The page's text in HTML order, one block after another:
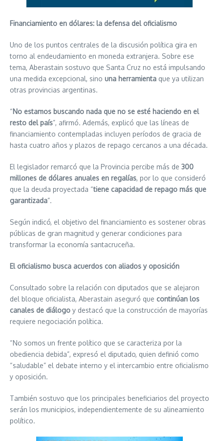
Financiamiento en dólares: la defensa del oficialismo
Uno de los puntos centrales de la discusión política gira en
torno al endeudamiento en moneda extranjera. Sobre ese
tema, Aberastain sostuvo que Santa Cruz no está impulsando
una medida excepcional, sino una herramienta que ya utilizan
otras provincias argentinas.
“No estamos buscando nada que no se esté haciendo en el
resto del país”, afirmó. Además, explicó que las líneas de
financiamiento contempladas incluyen períodos de gracia de
hasta cuatro años y plazos de repago cercanos a una década.
El legislador remarcó que la Provincia percibe más de 300
millones de dólares anuales en regalías, por lo que consideró
que la deuda proyectada “tiene capacidad de repago más que
garantizada”.
Según indicó, el objetivo del financiamiento es sostener obras
públicas de gran magnitud y generar condiciones para
transformar la economía santacruceña.
El oficialismo busca acuerdos con aliados y oposición
Consultado sobre la relación con diputados que se alejaron
del bloque oficialista, Aberastain aseguró que continúan los
canales de diálogo y destacó que la construcción de mayorías
requiere negociación política.
“No somos un frente político que se caracteriza por la
obediencia debida”, expresó el diputado, quien definió como
“saludable” el debate interno y el intercambio entre oficialismo
y oposición.
También sostuvo que los principales beneficiarios del proyecto
serán los municipios, independientemente de su alineamiento
político.